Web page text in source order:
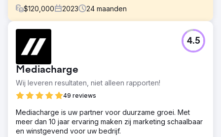
$120,000 2023 24 maanden
Na de lancering in 2022 had Feedbucket behoefte aan
een schaalbare strategie voor nationale en internationale
groei. Door middel van een gezamenlijke inspanning met
Digital Dominance hebben we de volgende uitdagingen
aangepakt: - De overgang van een direct salesmodel
naar digitale verkoop via verschillende kanalen - Het
ontwikkelen van een multichannel aanpak met een mix
van zoekcampagnes, SEO en sociale media om de beste
kanalen voor de doelgroep te evalueren - Prijsstrategie,
marktuitbreiding en groei van het merk
Mediacharge
Wij leveren resultaten, niet alleen rapporten!
49 reviews
4.5
Mediacharge is uw partner voor duurzame groei. Met
meer dan 10 jaar ervaring maken zij marketing schaalbaar
en winstgevend voor uw bedrijf.